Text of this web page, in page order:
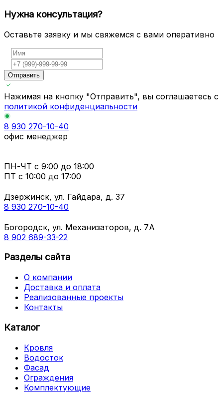
Нужна консультация?
Оставьте заявку и мы свяжемся с вами оперативно
Отправить
Нажимая на кнопку "Отправить", вы соглашаетесь с
политикой конфиденциальности
8 930 270-10-40
офис менеджер
ПН-ЧТ с 9:00 до 18:00
ПТ с 10:00 до 17:00
Дзержинск, ул. Гайдара, д. 37
8 930 270-10-40
Богородск, ул. Механизаторов, д. 7А
8 902 689-33-22
Разделы сайта
О компании
Доставка и оплата
Реализованные проекты
Контакты
Каталог
Кровля
Водосток
Фасад
Ограждения
Комплектующие